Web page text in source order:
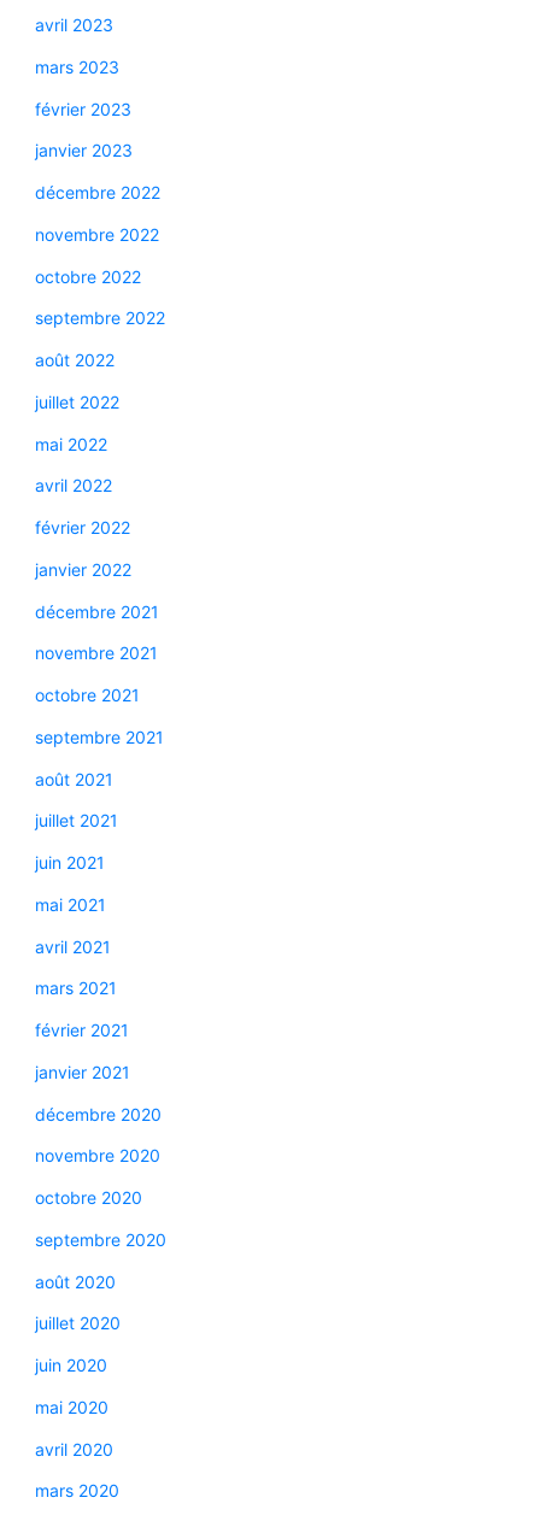
avril 2023
mars 2023
février 2023
janvier 2023
décembre 2022
novembre 2022
octobre 2022
septembre 2022
août 2022
juillet 2022
mai 2022
avril 2022
février 2022
janvier 2022
décembre 2021
novembre 2021
octobre 2021
septembre 2021
août 2021
juillet 2021
juin 2021
mai 2021
avril 2021
mars 2021
février 2021
janvier 2021
décembre 2020
novembre 2020
octobre 2020
septembre 2020
août 2020
juillet 2020
juin 2020
mai 2020
avril 2020
mars 2020